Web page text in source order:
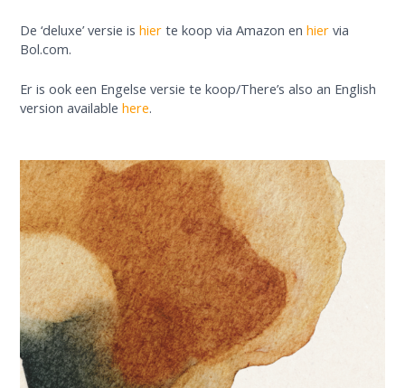
De ‘deluxe’ versie is hierte koop via Amazon en hiervia
Bol.com.
Er is ook een Engelse versie te koop/There’s also an English
version available here.